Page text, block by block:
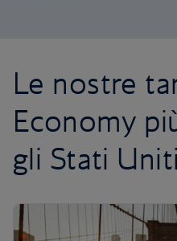
Le nostre
Economy
gli Stati Uniti